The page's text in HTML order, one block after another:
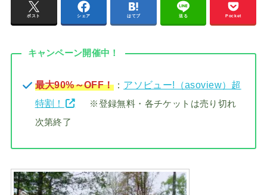
ポスト シェア はてブ 送る Pocket
キャンペーン開催中！
最大90%～OFF！： アソビュー!（asoview）超
特割！
※登録無料・各チケットは売り切れ
次第終了